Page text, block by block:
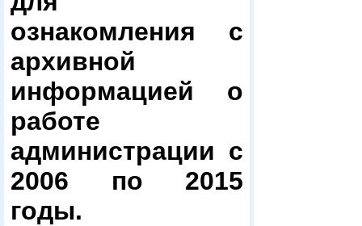
ознакомления с
архивной
информацией о
работе
администрации с
2006 по 2015
годы.